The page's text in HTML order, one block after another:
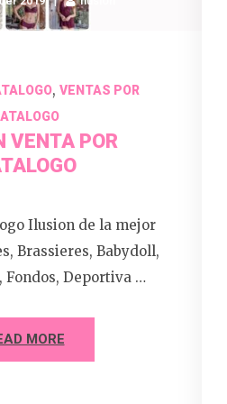
, VENTAS POR
VENTA POR
Ilusion de la mejor
Brassieres, Babydoll,
Fondos, Deportiva …
MORE